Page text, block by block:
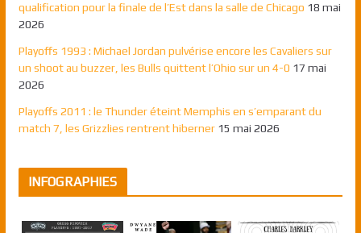
qualification pour la finale de l’Est dans la salle de Chicago 18 mai
2026
Playoffs 1993 : Michael Jordan pulvérise encore les Cavaliers sur
un shoot au buzzer, les Bulls quittent l’Ohio sur un 4-0 17 mai
2026
Playoffs 2011 : le Thunder éteint Memphis en s’emparant du
match 7, les Grizzlies rentrent hiberner 15 mai 2026
INFOGRAPHIES